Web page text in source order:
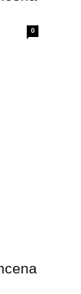
0